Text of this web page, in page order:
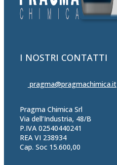
I NOSTRI CONTATTI
pragma@pragmachimica.it
Pragma Chimica Srl
Via dell’Industria, 48/B
P.IVA 02540440241
REA VI 238934
Cap. Soc 15.600,00